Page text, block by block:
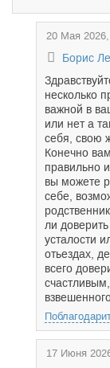
20 Мая
Борис
несколько
важной в
или нет а
себя, свою
Конечно
правильно
вы можете
себе,
ли
усталости
отьездах,
всего
17 Июня